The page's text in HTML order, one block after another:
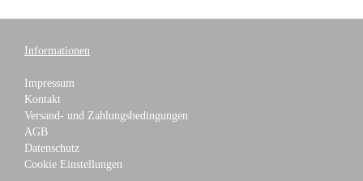
Informationen
Impressum
Kontakt
Versand- und Zahlungsbedingungen
AGB
Datenschutz
Cookie Einstellungen